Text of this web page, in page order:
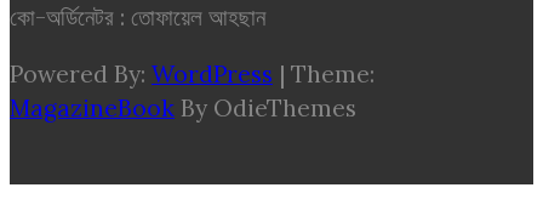
কো-অর্ডিনেটর : তোফায়েল আহছান
Powered By: WordPress | Theme:
MagazineBook By OdieThemes